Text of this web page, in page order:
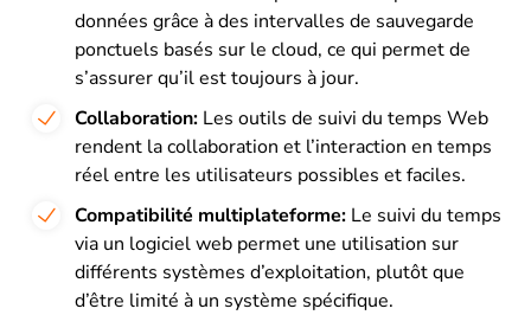
données grâce à des intervalles de sauvegarde
ponctuels basés sur le cloud, ce qui permet de
s’assurer qu’il est toujours à jour.
Collaboration: Les outils de suivi du temps Web
rendent la collaboration et l’interaction en temps
réel entre les utilisateurs possibles et faciles.
Compatibilité multiplateforme: Le suivi du temps
via un logiciel web permet une utilisation sur
différents systèmes d’exploitation, plutôt que
d’être limité à un système spécifique.